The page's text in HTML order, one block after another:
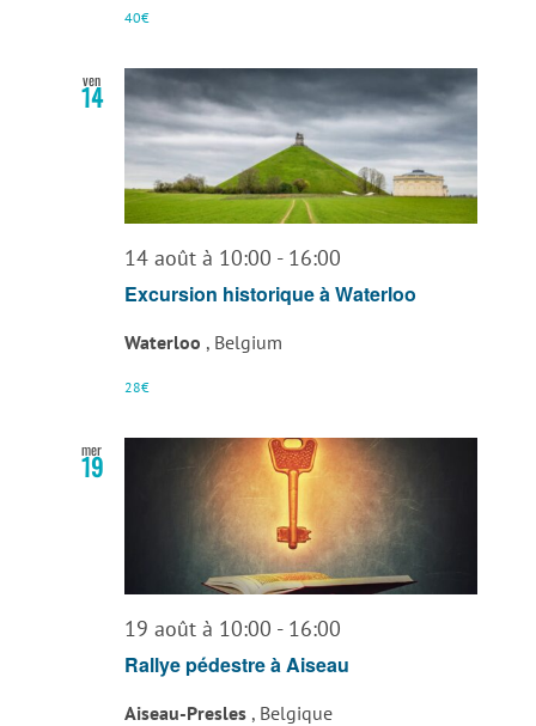
40€
ven
14
14 août à 10:00 - 16:00
Excursion historique à Waterloo
Waterloo , Belgium
28€
mer
19
19 août à 10:00 - 16:00
Rallye pédestre à Aiseau
Aiseau-Presles , Belgique